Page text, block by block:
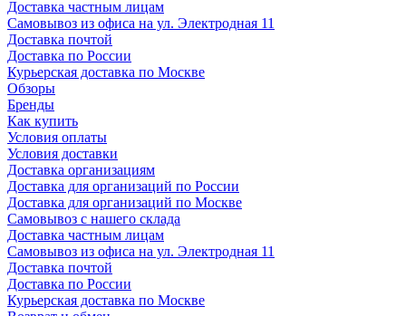
Доставка частным лицам
Самовывоз из офиса на ул. Электродная 11
Доставка почтой
Доставка по России
Курьерская доставка по Москве
Обзоры
Бренды
Как купить
Условия оплаты
Условия доставки
Доставка организациям
Доставка для организаций по России
Доставка для организаций по Москве
Самовывоз с нашего склада
Доставка частным лицам
Самовывоз из офиса на ул. Электродная 11
Доставка почтой
Доставка по России
Курьерская доставка по Москве